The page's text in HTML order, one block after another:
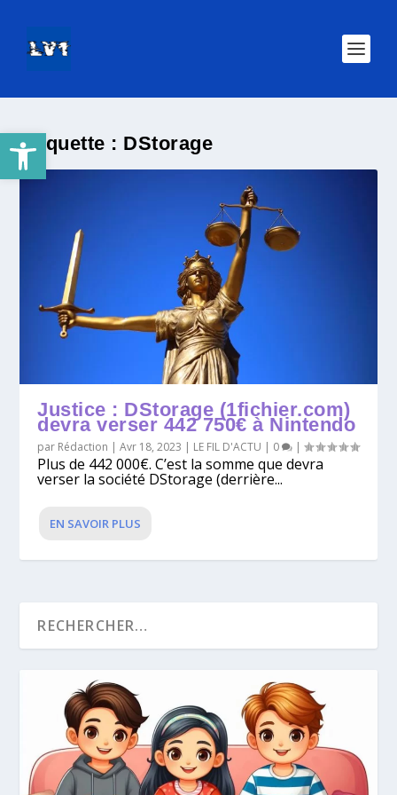
Ouvrir la barre d’outilsÉtiquette : DStorage
Justice : DStorage (1fichier.com)
devra verser 442 750€ à Nintendo
par Rédaction |Avr 18, 2023 | LE FIL D'ACTU | 0 |
Plus de 442 000€. C’est la somme que devra
verser la société DStorage (derrière...
EN SAVOIR PLUS